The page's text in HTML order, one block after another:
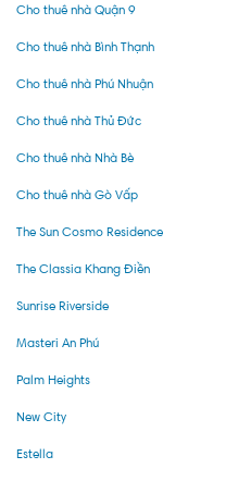
Cho thuê nhà Quận 9
Cho thuê nhà Bình Thạnh
Cho thuê nhà Phú Nhuận
Cho thuê nhà Thủ Đức
Cho thuê nhà Nhà Bè
Cho thuê nhà Gò Vấp
The Sun Cosmo Residence
The Classia Khang Điền
Sunrise Riverside
Masteri An Phú
Palm Heights
New City
Estella